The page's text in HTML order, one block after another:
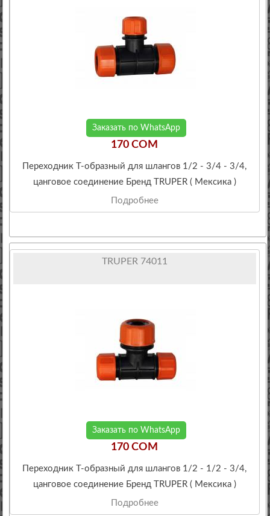
Заказать по WhatsApp
170 COM
Переходник Т-образный для шлангов 1/2 - 3/4 - 3/4,
цанговое соединение Бренд TRUPER ( Мексика )
Подробнее
TRUPER 74011
Заказать по WhatsApp
170 COM
Переходник Т-образный для шлангов 1/2 - 1/2 - 3/4,
цанговое соединение Бренд TRUPER ( Мексика )
Подробнее